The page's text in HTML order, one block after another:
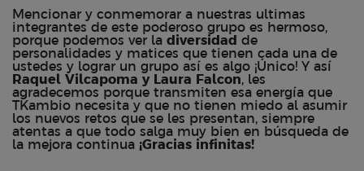
Mencionar y conmemorar a nuestras ultimas
integrantes de este poderoso grupo es hermoso,
porque podemos ver la diversidad de
personalidades y matices que tienen cada una de
ustedes y lograr un grupo así es algo ¡Único! Y así
Raquel Vilcapoma y Laura Falcon, les
agradecemos porque transmiten esa energía que
TKambio necesita y que no tienen miedo al asumir
los nuevos retos que se les presentan, siempre
atentas a que todo salga muy bien en búsqueda de
la mejora continua ¡Gracias infinitas!